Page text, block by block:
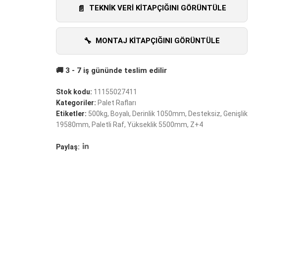
TEKNIK VERI KITAPÇIĞINI GÖRÜNTÜLE
MONTAJ KITAPÇIĞINI GÖRÜNTÜLE
Stok kodu: 11155027411
Kategoriler: Palet Rafları
Etiketler: 500kg, Boyalı, Derinlik 1050mm, Desteksiz, Genişlik
19580mm, Paletli Raf, Yükseklik 5500mm, Z+4
Paylaş: